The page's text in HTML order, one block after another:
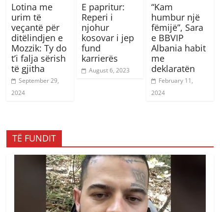
Lotina me
urim të
veçantë për
ditëlindjen e
Mozzik: Ty do
t’i falja sërish
të gjitha
September 29,
2024
E papritur:
Reperi i
njohur
kosovar i jep
fund
karrierës
August 6, 2023
“Kam
humbur një
fëmijë”, Sara
e BBVIP
Albania habit
me
deklaratën
February 11,
2024
TË FUNDIT